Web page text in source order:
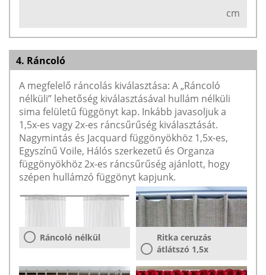
cm
4. Ráncoló
A megfelelő ráncolás kiválasztása: A „Ráncoló
nélküli” lehetőség kiválasztásával hullám nélküli
sima felületű függönyt kap. Inkább javasoljuk a
1,5x-es vagy 2x-es ráncsűrűség kiválasztását.
Nagymintás és Jacquard függönyökhöz 1,5x-es,
Egyszínű Voile, Hálós szerkezetű és Organza
függönyökhöz 2x-es ráncsűrűség ajánlott, hogy
szépen hullámzó függönyt kapjunk.
Ráncoló nélkül
Ritka ceruzás
átlátszó 1,5x